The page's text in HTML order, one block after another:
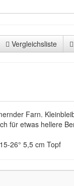
Vergleichsliste
Farn.
für etwas hellere
26° 5,5 cm Topf